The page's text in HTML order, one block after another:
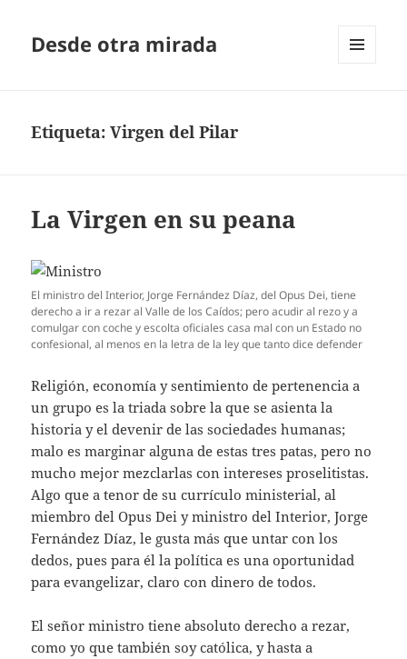
Desde otra mirada
Etiqueta:Virgen del Pilar
La Virgen en su peana
El ministro del Interior, Jorge Fernández Díaz, del Opus Dei, tiene
derecho a ir a rezar al Valle de los Caídos; pero acudir al rezo y a
comulgar con coche y escolta oficiales casa mal con un Estado no
confesional, al menos en la letra de la ley que tanto dice defender
Religión, economía y sentimiento de pertenencia a
un grupo es la triada sobre la que se asienta la
historia y el devenir de las sociedades humanas;
malo es marginar alguna de estas tres patas, pero no
mucho mejor mezclarlas con intereses proselitistas.
Algo que a tenor de su currículo ministerial, al
miembro del Opus Dei y ministro del Interior, Jorge
Fernández Díaz, le gusta más que untar con los
dedos, pues para él la política es una oportunidad
para evangelizar, claro con dinero de todos.
El señor ministro tiene absoluto derecho a rezar,
como yo que también soy católica, y hasta a